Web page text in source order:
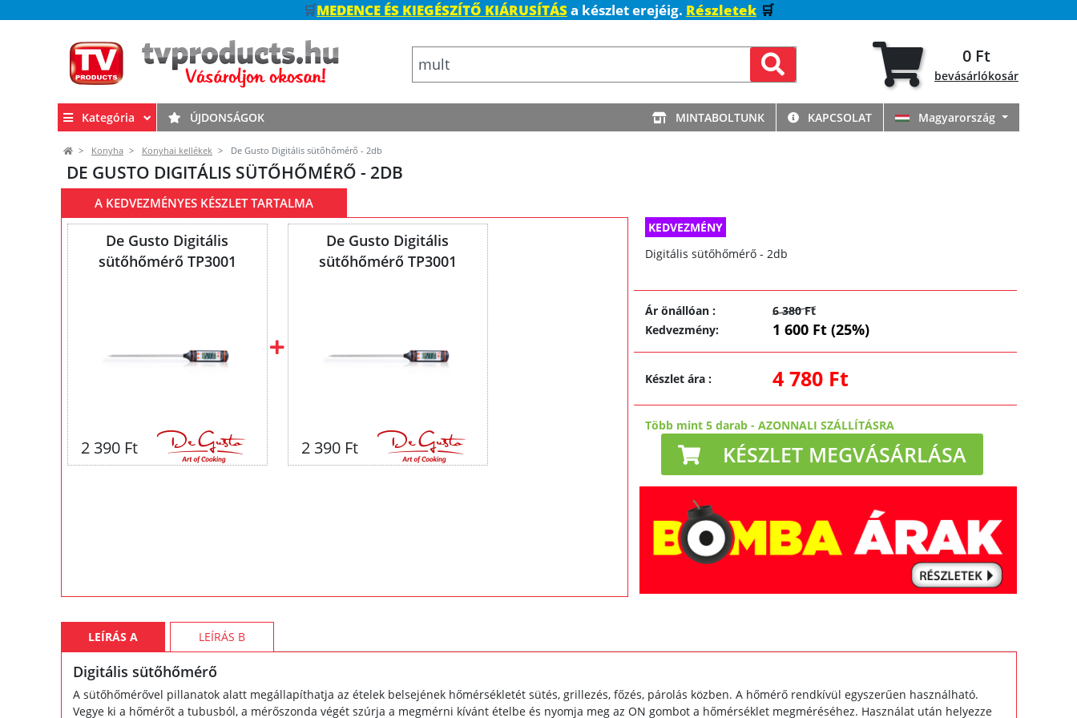
🛒MEDENCE ÉS KIEGÉSZÍTŐ KIÁRUSÍTÁSa készlet erejéig. Részletek 🛒
0 Ft
bevásárlókosár
Kategória ÚJDONSÁGOK MINTABOLTUNK KAPCSOLAT Magyarország
Konyha Konyhai kellékek De Gusto Digitális sütőhőmérő - 2db
DE GUSTO DIGITÁLIS SÜTŐHŐMÉRŐ - 2DB
A KEDVEZMÉNYES KÉSZLET TARTALMA
De Gusto Digitális
sütőhőmérő TP3001
2 390 Ft
De Gusto Digitális
sütőhőmérő TP3001
2 390 Ft
KEDVEZMÉNY
Digitális sütőhőmérő - 2db
Ár önállóan :
6 380 Ft
Kedvezmény: 1 600 Ft (25%)
Készlet ára : 4 780 Ft
Több mint 5 darab- AZONNALI SZÁLLÍTÁSRA
KÉSZLET MEGVÁSÁRLÁSA
LEÍRÁS A LEÍRÁS B
Digitális sütőhőmérő
A sütőhőmérővel pillanatok alatt megállapíthatja az ételek belsejének hőmérsékletét sütés, grillezés, főzés, párolás közben. A hőmérő rendkívül egyszerűen használható.
Vegye ki a hőmérőt a tubusból, a mérőszonda végét szúrja a megmérni kívánt ételbe és nyomja meg az ON gombot a hőmérséklet megméréséhez. Használat után helyezze